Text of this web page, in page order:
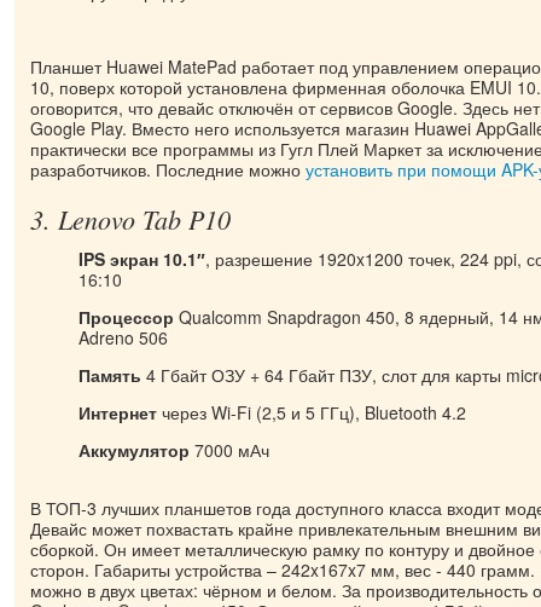
Планшет Huawei MatePad работает под управлением
10, поверх которой установлена фирменная оболочка EMUI
оговорится, что девайс отключён от сервисов Google. Здесь
Google Play. Вместо него используется магазин Huawei
практически все программы из Гугл Плей Маркет за
разработчиков. Последние можно установить при помощи
3. Lenovo Tab P10
IPS экран 10.1″, разрешение 1920x1200 точек, 224 ppi,
16:10
Процессор Qualcomm Snapdragon 450, 8 ядерный, 14
Adreno 506
Память 4 Гбайт ОЗУ + 64 Гбайт ПЗУ, слот для карты
Интернет через Wi-Fi (2,5 и 5 ГГц), Bluetooth 4.2
Аккумулятор 7000 мАч
В ТОП-3 лучших планшетов года доступного класса входит
Девайс может похвастать крайне привлекательным внешним
сборкой. Он имеет металлическую рамку по контуру и двойное
сторон. Габариты устройства – 242x167x7 мм, вес - 440
можно в двух цветах: чёрном и белом. За производительность